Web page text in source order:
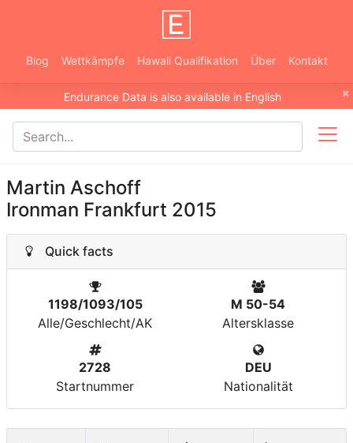
Blog Wettkämpfe Hawaii Qualifikation Über Kontakt
×
Endurance Data is also available in English
Martin Aschoff
Ironman Frankfurt 2015
Quick facts
1198/1093/105
Alle/Geschlecht/AK
M 50-54
Altersklasse
2728
Startnummer
DEU
Nationalität